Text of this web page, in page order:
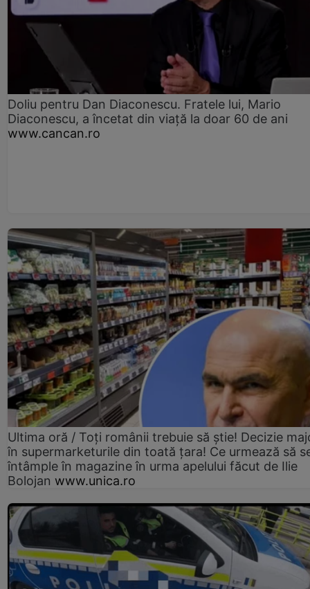
Doliu pentru Dan Diaconescu. Fratele lui, Mario
Diaconescu, a încetat din viață la doar 60 de ani
www.cancan.ro
Ultima oră / Toți românii trebuie să știe! Decizie
în supermarketurile din toată țara! Ce urmează să
întâmple în magazine în urma apelului făcut de Ilie
Bolojan www.unica.ro